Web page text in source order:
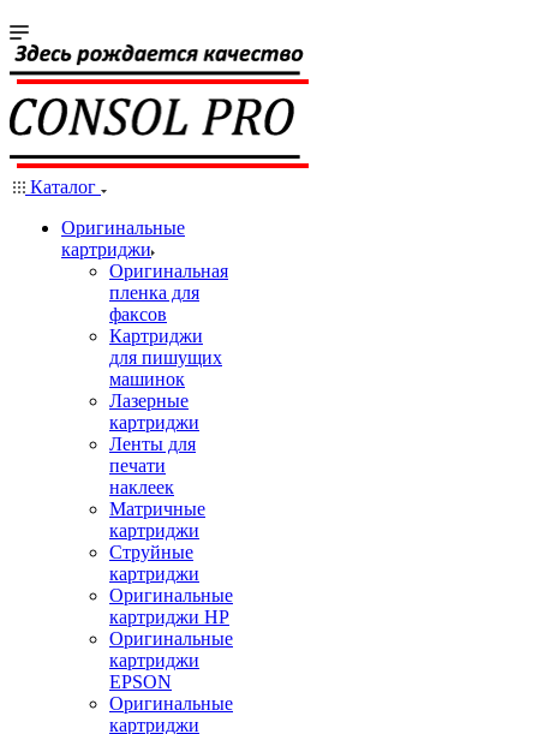
Каталог
Оригинальные
картриджи
Оригинальная
пленка для
факсов
Картриджи
для пишущих
машинок
Лазерные
картриджи
Ленты для
печати
наклеек
Матричные
картриджи
Струйные
картриджи
Оригинальные
картриджи HP
Оригинальные
картриджи
EPSON
Оригинальные
картриджи